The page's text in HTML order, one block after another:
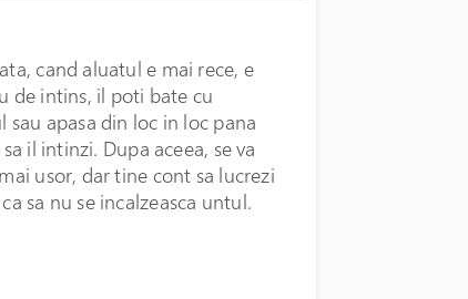
cand aluatul e mai rece, e
de intins, il poti bate cu
sau apasa din loc in loc pana
il intinzi. Dupa aceea, se va
usor, dar tine cont sa lucrezi
sa nu se incalzeasca untul.